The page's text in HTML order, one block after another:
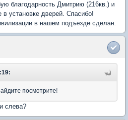
благодарность Дмитрию (216кв.) и
в установке дверей. Спасибо!
в нашем подъезде сделан.
посмотрите!
слева?